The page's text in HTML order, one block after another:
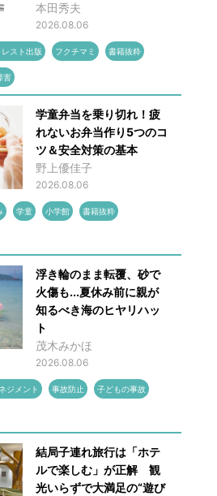
本田秀夫
2026.08.06
レスト出版 フクチマミ 書籍抜粋
害
学童弁当を乗り切れ！疲
れないお弁当作り5つのコ
ツ＆安全対策の基本
野上優佳子
2026.08.06
学童 小学館 書籍抜粋
浮き輪のまま転覆、砂で
火傷も...夏休み前に親が
知るべき海のヒヤリハッ
ト
茂木みかほ
2026.08.06
ジメント 事故防止 子どもの事故
結局子連れ旅行は「ホテ
ルで楽しむ」が正解 観
光いらずで大満足の“遊び